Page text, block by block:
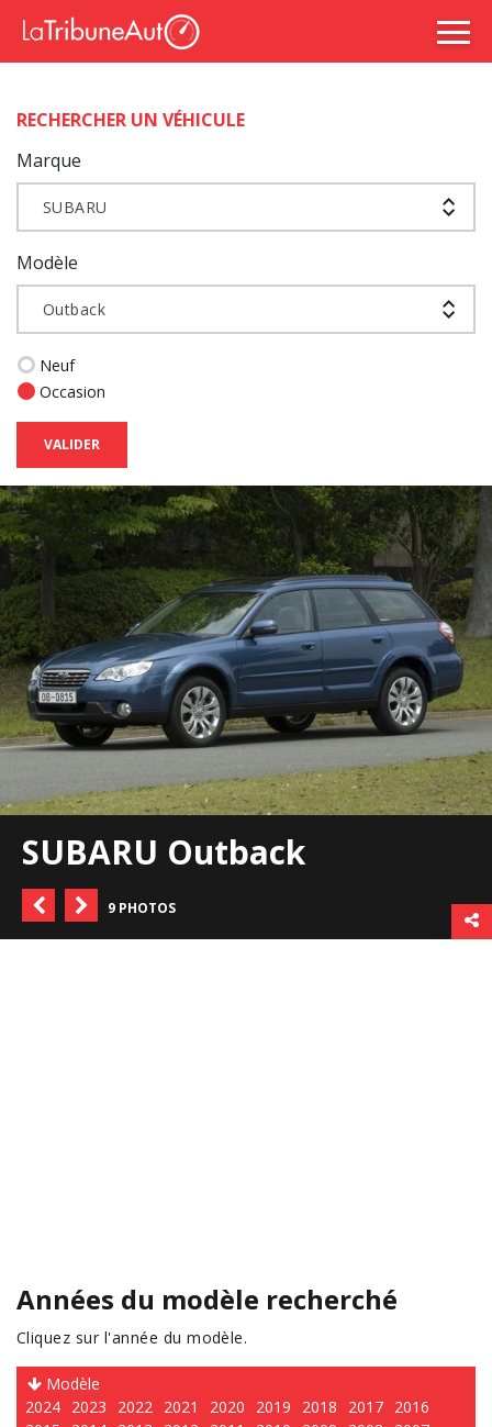
RECHERCHER UN VÉHICULE
Marque
SUBARU
Modèle
Outback
Neuf
Occasion
VALIDER
SUBARU Outback
9 PHOTOS
Années du modèle recherché
Cliquez sur l'année du modèle.
Modèle
2024 2023 2022 2021 2020 2019 2018 2017 2016